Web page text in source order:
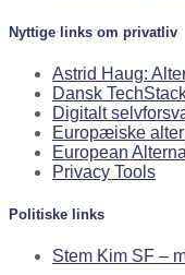
Nyttige links om privatliv
Astrid Haug:
Dansk
Digitalt
Europæiske
European
Privacy Tools
Politiske links
Stem Kim SF –